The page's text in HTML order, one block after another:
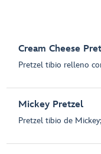
Cream Cheese
Pretzel tibio relleno
Mickey Pretzel
Pretzel tibio de